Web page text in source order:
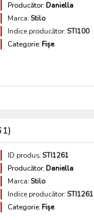
Producător: Daniella
Marca: Stilo
Indice producător: STI100
Categorie: Fișe
ID produs: STI1261
Producător: Daniella
Marca: Stilo
Indice producător: STI1261
Categorie: Fișe